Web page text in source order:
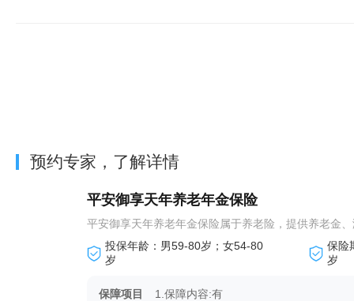
预约专家，了解详情
平安御享天年养老年金保险
平安御享天年养老年金保险属于养老险，提供养老金
投保年龄：男59-80岁；女54-80
岁
保险
岁
保障项目 1.保障内容:有